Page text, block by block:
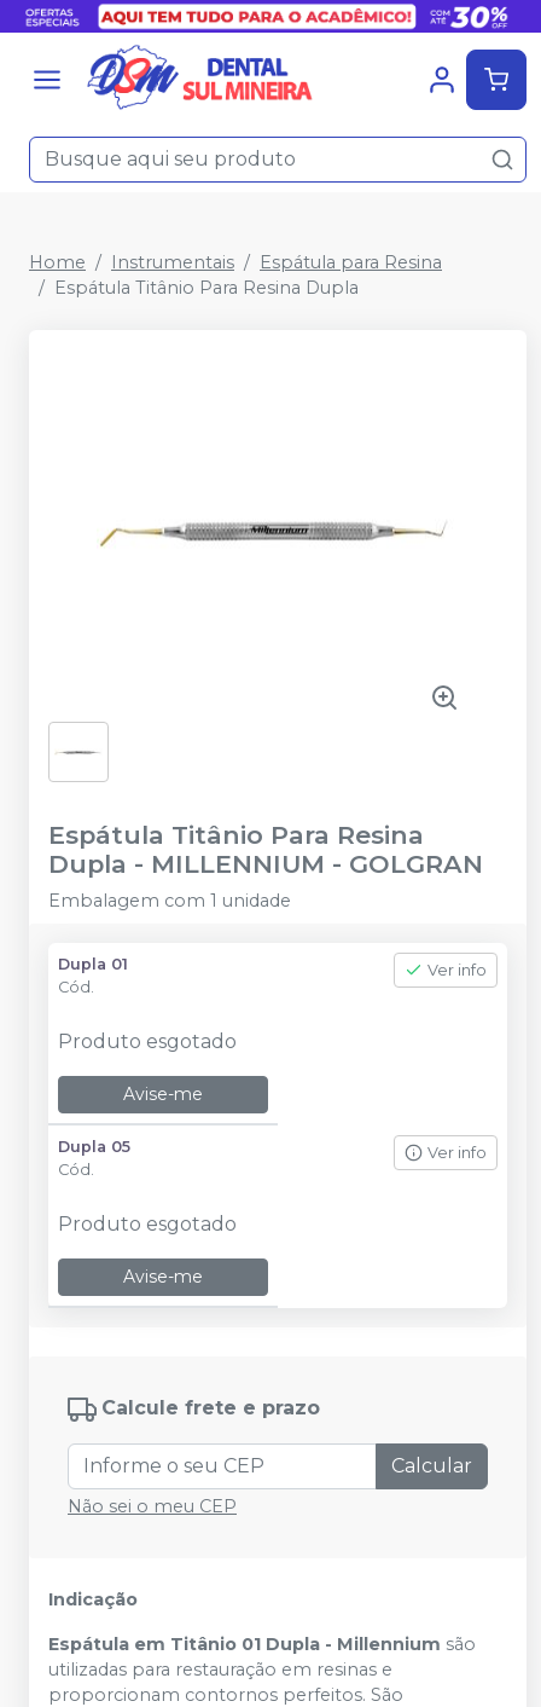
Home Instrumentais
Espátula para Resina
Espátula Titânio Para Resina Dupla
Espátula Titânio Para Resina
Dupla - MILLENNIUM - GOLGRAN
Embalagem com 1 unidade
Dupla 01
Cód.
Ver info
Produto esgotado
Avise-me
Dupla 05
Cód.
Ver info
Produto esgotado
Avise-me
Calcule frete e prazo
Calcular
Não sei o meu CEP
Indicação
Espátula em Titânio 01 Dupla - Millennium são
utilizadas para restauração em resinas e
proporcionam contornos perfeitos. São